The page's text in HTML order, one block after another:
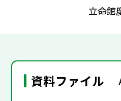
立命館
資料ファイル